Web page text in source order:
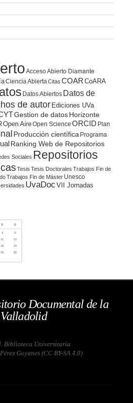
Acceso Abierto Diamante
Ciencia Abierta Citas COAR CoARA
Datos Abiertos Datos de
de autor Ediciones UVa
Gestion de datosHorizonte
Open AireOpen Science ORCID Plan
Producción científica Programa
Ranking Web de Repositorios
Sociales Repositorios
Tesis Tesis Doctorales Trabajos Fin de
Trabajos Fin de Máster Unesco
UvaDoc VII Jornadas
S D
4
5
11
12
18
19
25
26
Documental de la
Biblioteca Universitaria
Goyanes (CC BY-SA 4.0)